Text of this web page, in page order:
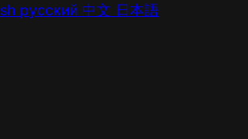
русский 中文 日本語